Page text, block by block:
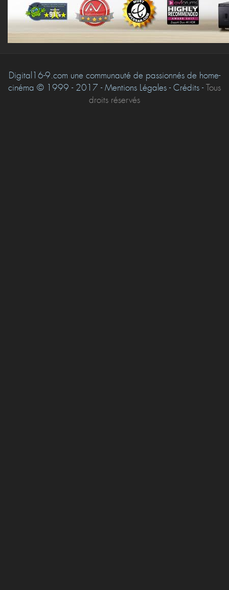
Digital16-9.com une communauté de passionnés de home-
cinéma © 1999 - 2017 - Mentions Légales - Crédits -Tous
droits réservés